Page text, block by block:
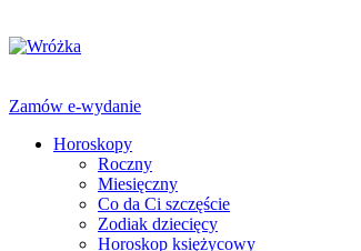
Zamów e-wydanie
Horoskopy
Roczny
Miesięczny
Co da Ci szczęście
Zodiak dziecięcy
Horoskop księżycowy